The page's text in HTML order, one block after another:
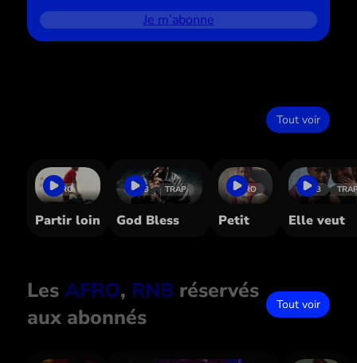
Je m’abonne
Tout voir
AFRO
Partir loin
RNB TRAP
God Bless
AFRO
Petit
RNB
Elle veut
Les AFRO, RNB réservés
aux abonnés
Tout voir